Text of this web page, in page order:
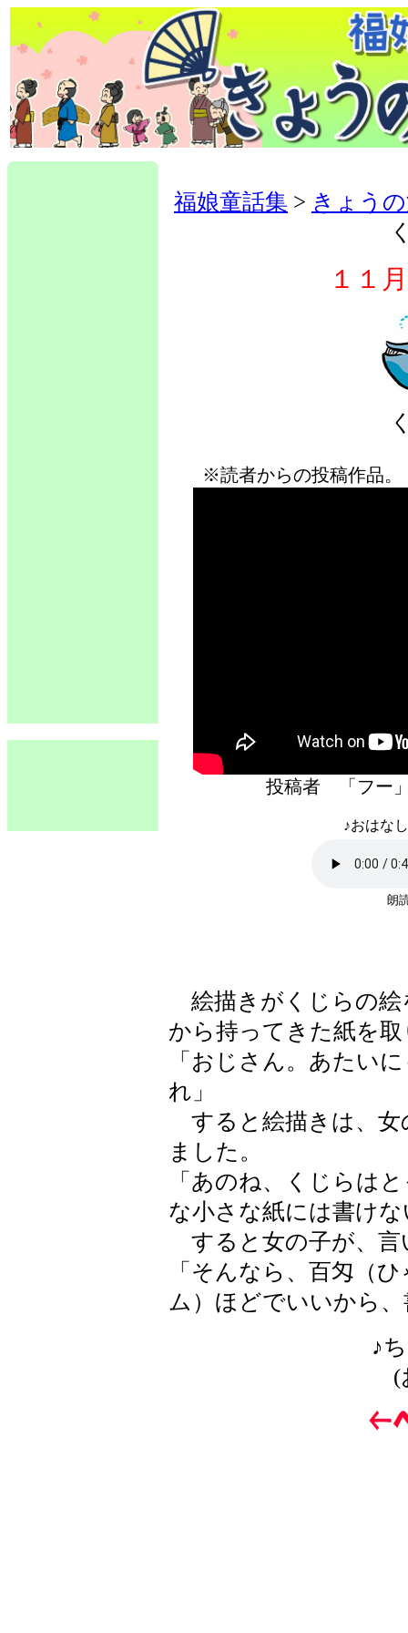
福娘童話集 > きょう
１１
※読者からの投稿作品
投稿者 「フ
♪おはな
朗
絵描きがくじらの絵
から持ってきた紙を
「おじさん。あたい
れ」
すると絵描きは、女
ました。
「あのね、くじらは
な小さな紙には書け
すると女の子が、言
「そんなら、百匁（
ム）ほどでいいから
♪
(